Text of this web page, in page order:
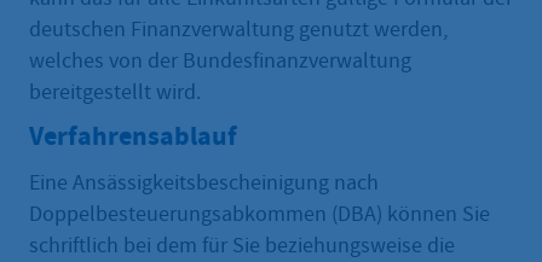
deutschen Finanzverwaltung genutzt werden,
welches von der Bundesfinanzverwaltung
bereitgestellt wird.
Verfahrensablauf
Eine Ansässigkeitsbescheinigung nach
Doppelbesteuerungsabkommen (DBA) können Sie
schriftlich bei dem für Sie beziehungsweise die